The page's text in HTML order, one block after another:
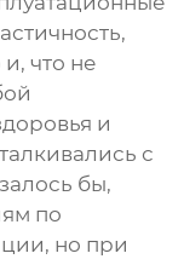
что не
и
с
бы,
по
но при